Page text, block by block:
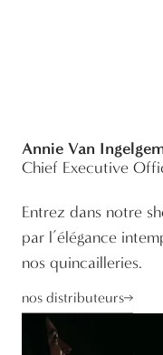
Annie Van
Chief Executive
Entrez dans notre
par l’élégance
nos quincailleries.
nos distributeurs